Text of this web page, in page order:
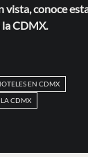
vista, conoce
CDMX.
EN CDMX
LA CDMX